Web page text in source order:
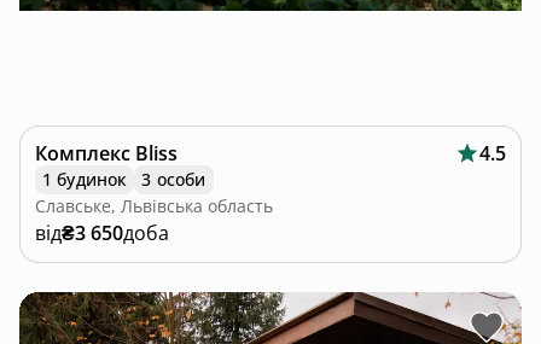
Комплекс Bliss 4.5
1 будинок
3 особи
Славське, Львівська область
від₴3 650доба